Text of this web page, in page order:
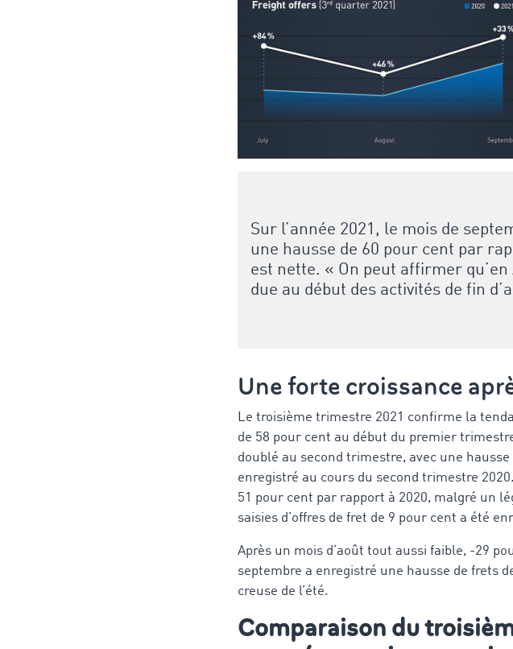
Sur l’année 2021, le mois de
une hausse de 60 pour cent par
est nette. « On peut affirmer
due au début des activités de fin
Une forte croissance
Le troisième trimestre 2021 confirme la
de 58 pour cent au début du premier
doublé au second trimestre, avec une
enregistré au cours du second trimestre
51 pour cent par rapport à 2020, malgré un
saisies d’offres de fret de 9 pour cent a été
Après un mois d’août tout aussi faible, -29
septembre a enregistré une hausse de frets
creuse de l’été.
Comparaison du